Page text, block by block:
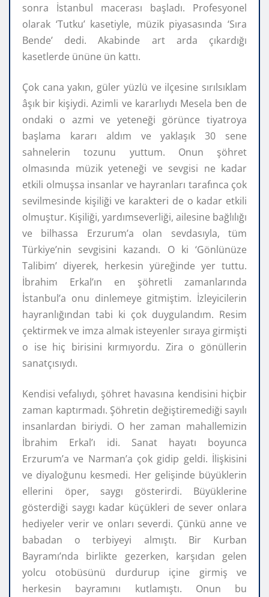
sonra İstanbul macerası başladı. Profesyonel
olarak ‘Tutku’ kasetiyle, müzik piyasasında ‘Sıra
Bende’ dedi. Akabinde art arda çıkardığı
kasetlerde ününe ün kattı.
Çok cana yakın, güler yüzlü ve ilçesine sırılsıklam
âşık bir kişiydi. Azimli ve kararlıydı Mesela ben de
ondaki o azmi ve yeteneği görünce tiyatroya
başlama kararı aldım ve yaklaşık 30 sene
sahnelerin tozunu yuttum. Onun şöhret
olmasında müzik yeteneği ve sevgisi ne kadar
etkili olmuşsa insanlar ve hayranları tarafınca çok
sevilmesinde kişiliği ve karakteri de o kadar etkili
olmuştur. Kişiliği, yardımseverliği, ailesine bağlılığı
ve bilhassa Erzurum’a olan sevdasıyla, tüm
Türkiye’nin sevgisini kazandı. O ki ‘Gönlünüze
Talibim’ diyerek, herkesin yüreğinde yer tuttu.
İbrahim Erkal’ın en şöhretli zamanlarında
İstanbul’a onu dinlemeye gitmiştim. İzleyicilerin
hayranlığından tabi ki çok duygulandım. Resim
çektirmek ve imza almak isteyenler sıraya girmişti
o ise hiç birisini kırmıyordu. Zira o gönüllerin
sanatçısıydı.
Kendisi vefalıydı, şöhret havasına kendisini hiçbir
zaman kaptırmadı. Şöhretin değiştiremediği sayılı
insanlardan biriydi. O her zaman mahallemizin
İbrahim Erkal’ı idi. Sanat hayatı boyunca
Erzurum’a ve Narman’a çok gidip geldi. İlişkisini
ve diyaloğunu kesmedi. Her gelişinde büyüklerin
ellerini öper, saygı gösterirdi. Büyüklerine
gösterdiği saygı kadar küçükleri de sever onlara
hediyeler verir ve onları severdi. Çünkü anne ve
babadan o terbiyeyi almıştı. Bir Kurban
Bayramı’nda birlikte gezerken, karşıdan gelen
yolcu otobüsünü durdurup içine girmiş ve
herkesin bayramını kutlamıştı. Onun bu